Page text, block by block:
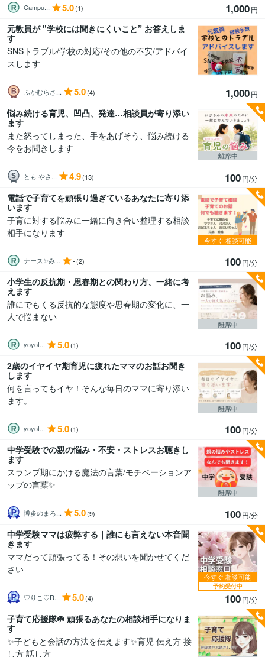
Campu... 5.0(1) 1,000円
元教員が "学校には聞きにくいこと” お答えしま
す
SNSトラブル/学校の対応/その他の不安/アドバイ
スします
ふかむらさ... 5.0(4) 1,000円
悩み続ける育児、凹凸、発達…相談員が寄り添い
ます
また怒ってしまった、手をあげそう、悩み続ける
今をお聞きします
とも やさ... 4.9(13) 100円/分
離席中
電話で子育てを頑張り過ぎているあなたに寄り添
います
子育に対する悩みに一緒に向き合い整理する相談
相手になります
ナース✨み... -(2) 100円/分
今すぐ 相談可能
小学生の反抗期・思春期との関わり方、一緒に考
えます
誰にでもくる反抗的な態度や思春期の変化に、一
人で悩まない
yoyot... 5.0(1) 100円/分
離席中
2歳のイヤイヤ期育児に疲れたママのお話お聞き
します
何を言ってもイヤ！そんな毎日のママに寄り添い
ます。
yoyot... 5.0(1) 100円/分
離席中
中学受験での親の悩み・不安・ストレスお聴きし
ます
スランプ期にかける魔法の言葉/モチベーションア
ップの言葉✨
博多のまろ... 5.0(9) 100円/分
離席中
中学受験ママは疲弊する｜誰にも言えない本音聞
きます
ママだって頑張ってる！その想いを聞かせてくだ
さい
♡りこ♡R... 5.0(4) 100円/分
今すぐ 相談可能
予約受付中
子育て応援隊☘️ 頑張るあなたの相談相手になりま
す
✨子どもと会話の方法を伝えます✨育児 伝え方 接
し方 話し方